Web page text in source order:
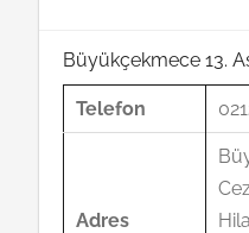
Büyükçekmece 13.
Telefon
Adres